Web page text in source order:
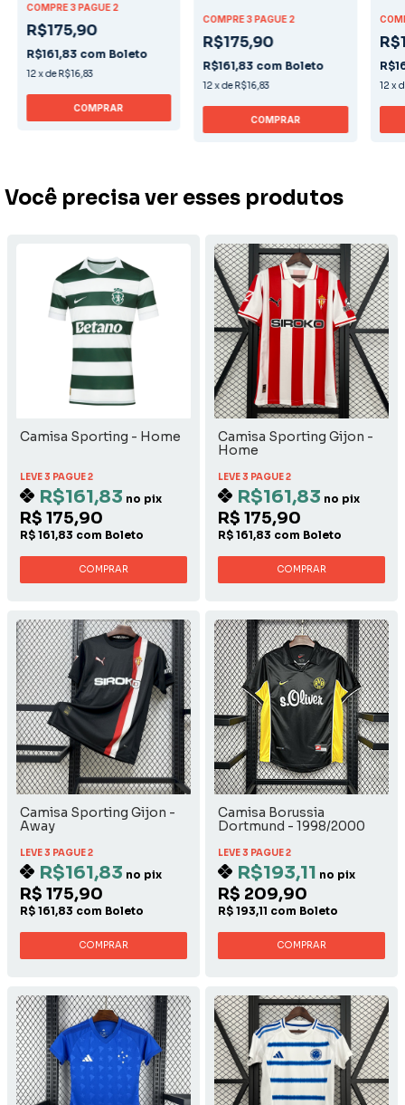
COMPRE 3 PAGUE 2
R$175,90
R$161,83 com Boleto
12xdeR$16,83
COMPRAR
COMPRE 3 PAGUE 2
R$175,90
R$161,83 com Boleto
12xdeR$16,83
COMPRAR
12 x
Você precisa ver esses produtos
Camisa Sporting - Home
LEVE 3 PAGUE 2
R$161,83 no pix
R$ 175,90
R$ 161,83 com Boleto
COMPRAR
Camisa Sporting Gijon -
Home
LEVE 3 PAGUE 2
R$161,83 no pix
R$ 175,90
R$ 161,83 com Boleto
COMPRAR
Camisa Sporting Gijon -
Away
LEVE 3 PAGUE 2
R$161,83 no pix
R$ 175,90
R$ 161,83 com Boleto
COMPRAR
Camisa Borussia
Dortmund - 1998/2000
LEVE 3 PAGUE 2
R$193,11 no pix
R$ 209,90
R$ 193,11 com Boleto
COMPRAR